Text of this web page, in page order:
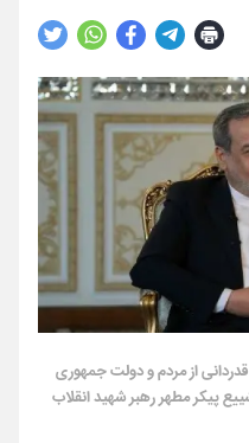
از مردم و دولت جمهوری
پیکر مطهر رهبر شهید انقلاب